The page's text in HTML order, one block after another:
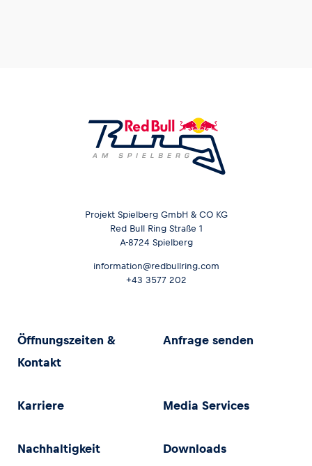
Projekt Spielberg GmbH & CO KG
Red Bull Ring Straße 1
A-8724 Spielberg
information@redbullring.com
+43 3577 202
Öffnungszeiten &
Kontakt
Anfrage senden
Karriere Media Services
Nachhaltigkeit Downloads